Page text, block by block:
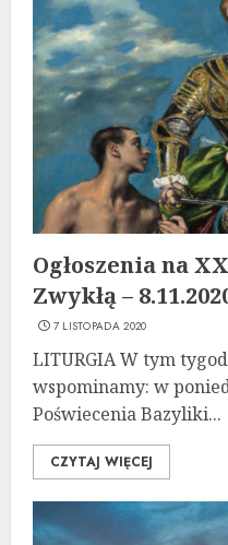
Ogłoszenia na
Zwykłą –
7 LISTOPADA 2020
LITURGIA W tym
wspominamy: w
Poświecenia Bazyliki...
CZYTAJ WIĘCEJ